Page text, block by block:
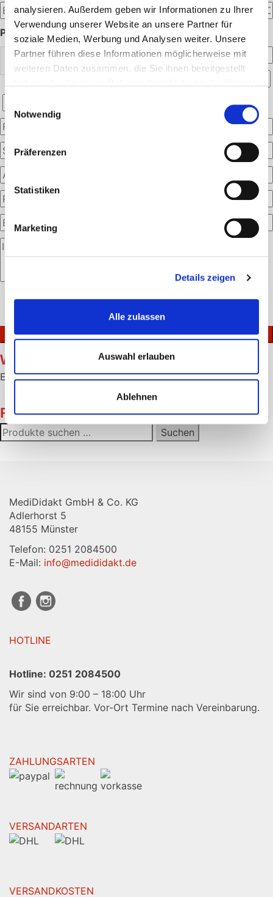
analysieren. Außerdem geben wir Informationen zu Ihrer
Verwendung unserer Website an unsere Partner für
soziale Medien, Werbung und Analysen weiter. Unsere
Partner führen diese Informationen möglicherweise mit
weiteren Daten zusammen, die Sie ihnen bereitgestellt
Notwendig
Präferenzen
Statistiken
Marketing
Details zeigen
Alle zulassen
Auswahl erlauben
Ablehnen
PERSÖNLICHE ANGABEN:
Feld
leer.
Warenkorb
Es befinden sich keine Produkte im Warenkorb.
Produktsuche
Suchen
nach:
Suchen
MediDidakt GmbH & Co. KG
Adlerhorst 5
48155 Münster
Telefon: 0251 2084500
E-Mail: info@medididakt.de
HOTLINE
Hotline: 0251 2084500
Wir sind von 9:00 – 18:00 Uhr
für Sie erreichbar. Vor-Ort Termine nach Vereinbarung.
ZAHLUNGSARTEN
VERSANDARTEN
VERSANDKOSTEN